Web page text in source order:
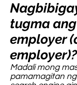
tugma
employer
employer)?
Madali mong
pamamagitan